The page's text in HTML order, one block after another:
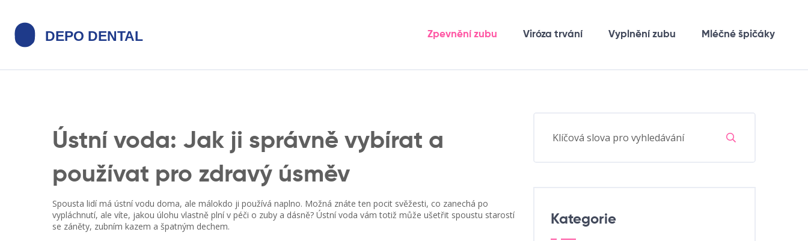
Zpevnění zubu Viróza trvání Vyplnění zubu Mléčné špičáky
Ústní voda: Jak ji správně vybírat a
používat pro zdravý úsměv
Spousta lidí má ústní vodu doma, ale málokdo ji používá naplno. Možná znáte ten pocit svěžesti, co zanechá po
vypláchnutí, ale víte, jakou úlohu vlastně plní v péči o zuby a dásně? Ústní voda vám totiž může ušetřit spoustu starostí
se záněty, zubním kazem a špatným dechem.
Kategorie